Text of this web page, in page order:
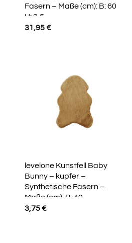
Fasern – Maße (cm): B: 60
H: 2,5
31,95€
levelone Kunstfell Baby
Bunny – kupfer –
Synthetische Fasern –
Maße (cm): B: 40
3,75€